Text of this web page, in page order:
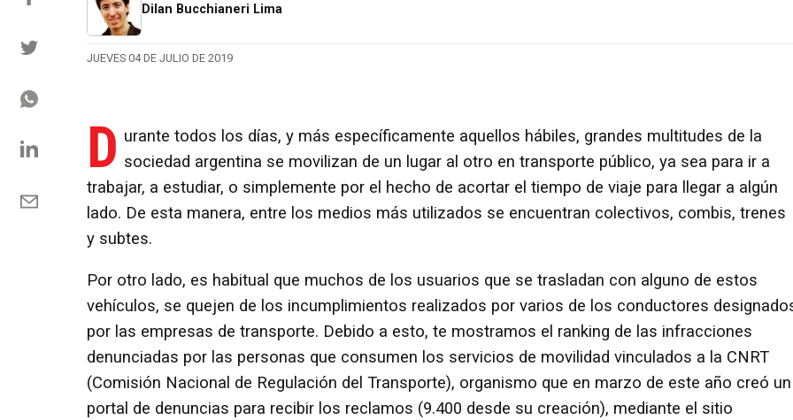
Dilan Bucchianeri Lima
JUEVES 04 DE JULIO DE 2019
D urante todos los días, y más específicamente aquellos hábiles, grandes multitudes de la
sociedad argentina se movilizan de un lugar al otro en transporte público, ya sea para ir a
trabajar, a estudiar, o simplemente por el hecho de acortar el tiempo de viaje para llegar a algún
lado. De esta manera, entre los medios más utilizados se encuentran colectivos, combis, trenes
y subtes.
Por otro lado, es habitual que muchos de los usuarios que se trasladan con alguno de estos
vehículos, se quejen de los incumplimientos realizados por varios de los conductores
por las empresas de transporte. Debido a esto, te mostramos el ranking de las infracciones
denunciadas por las personas que consumen los servicios de movilidad vinculados a la CNRT
(Comisión Nacional de Regulación del Transporte), organismo que en marzo de este año creó un
portal de denuncias para recibir los reclamos (9.400 desde su creación), mediante el sitio